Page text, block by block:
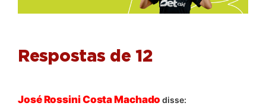
Respostas de 12
José Rossini Costa Machado disse: